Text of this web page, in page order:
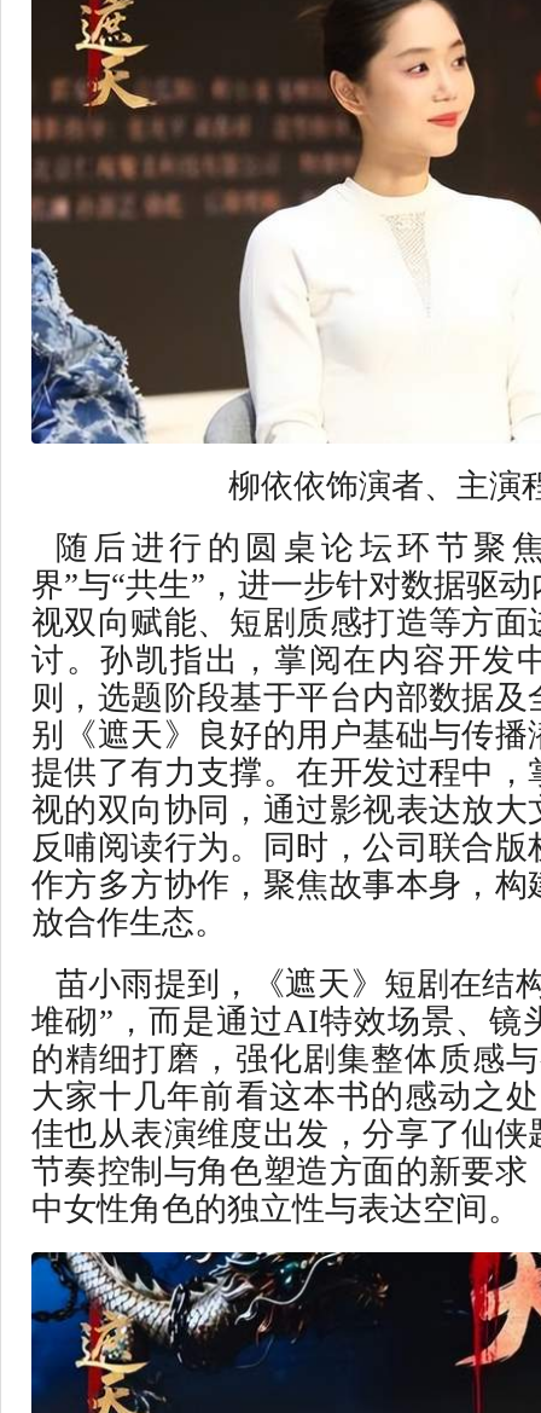
柳依依饰演者、主演
随后进行的圆桌论坛环节聚
界”与“共生”，进一步针对数据驱
视双向赋能、短剧质感打造等方面
讨。孙凯指出，掌阅在内容开发
则，选题阶段基于平台内部数据
别《遮天》良好的用户基础与传播
提供了有力支撑。在开发过程中，
视的双向协同，通过影视表达放大
反哺阅读行为。同时，公司联合
作方多方协作，聚焦故事本身，构
放合作生态。
苗小雨提到，《遮天》短剧在结
堆砌”，而是通过AI特效场景、镜
的精细打磨，强化剧集整体质感
大家十几年前看这本书的感动之
佳也从表演维度出发，分享了仙侠
节奏控制与角色塑造方面的新要求
中女性角色的独立性与表达空间。